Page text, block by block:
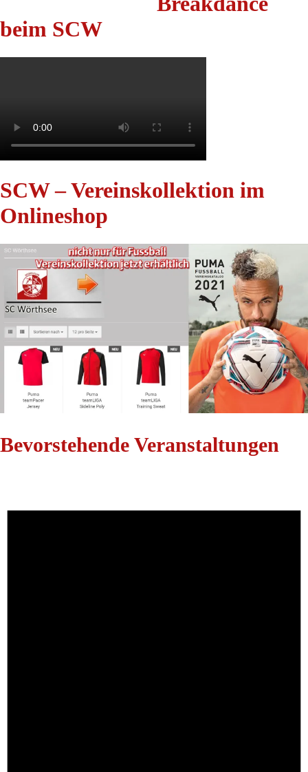
beim SCW
SCW – Vereinskollektion im
Onlineshop
Bevorstehende Veranstaltungen